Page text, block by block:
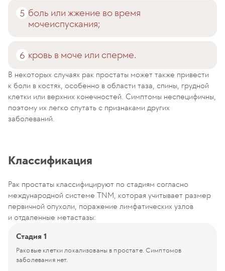
боль или жжение во время
мочеиспускания;
кровь в моче или сперме.
В некоторых случаях рак простаты может также привести
к боли в костях, особенно в области таза, спины, грудной
клетки или верхних конечностей. Симптомы неспецифичны,
поэтому их легко спутать с признаками других
заболеваний.
Классификация
Рак простаты классифицируют по стадиям согласно
международной системе TNM, которая учитывает размер
первичной опухоли, поражение лимфатических узлов
и отдаленные метастазы:
Стадия 1
Раковые клетки локализованы в простате. Симптомов
заболевания нет.